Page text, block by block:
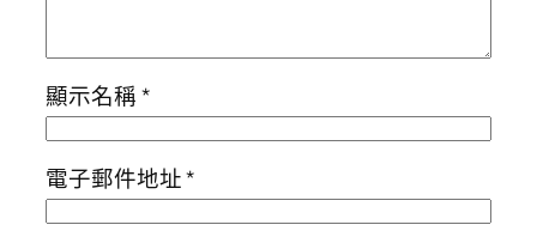
顯示名稱*
電子郵件地址*